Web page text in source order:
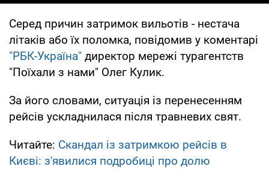
Серед причин затримок вильотів - нестача
літаків або їх поломка, повідомив у коментарі
"РБК-Україна" директор мережі турагентств
"Поїхали з нами" Олег Кулик.
За його словами, ситуація із перенесенням
рейсів ускладнилася після травневих свят.
Читайте: Скандал із затримкою рейсів в
Києві: з'явилися подробиці про долю